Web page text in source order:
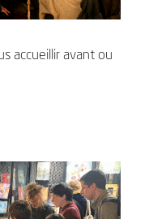
accueillir avant ou